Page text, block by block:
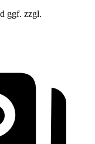
ggf. zzgl.